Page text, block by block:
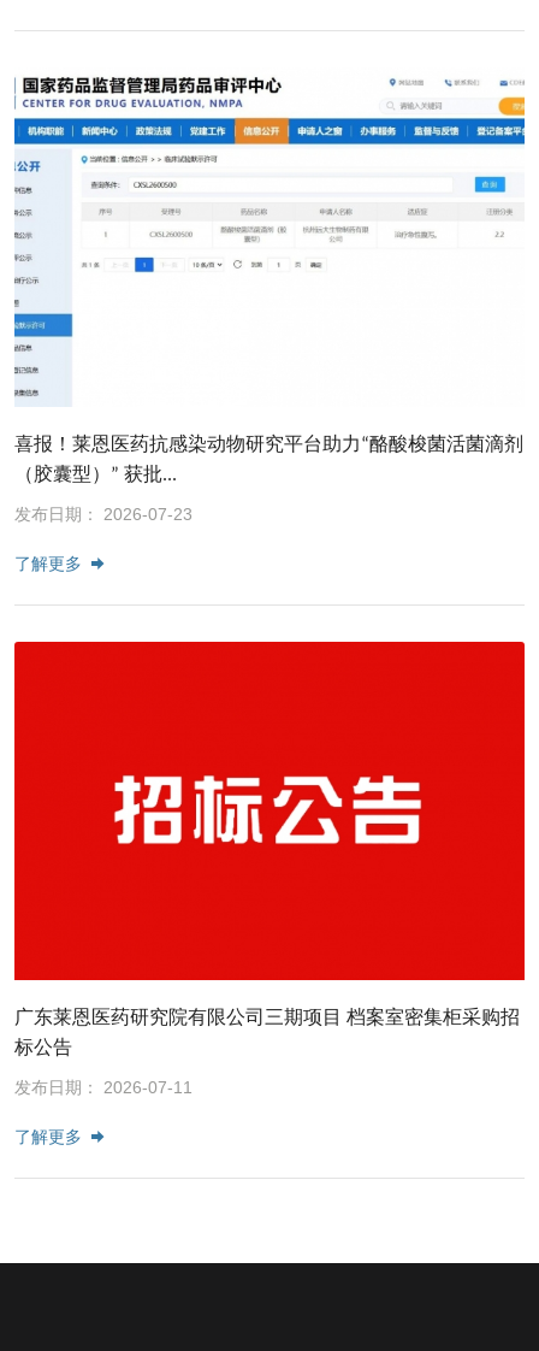
喜报！莱恩医药抗感染动物研究平台助力“酪酸梭菌活菌滴剂
（胶囊型）” 获批...
发布日期： 2026-07-23
了解更多
广东莱恩医药研究院有限公司三期项目 档案室密集柜采购招
标公告
发布日期： 2026-07-11
了解更多